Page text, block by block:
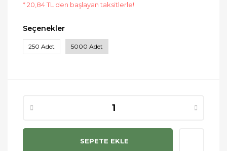
* 20,84 TL den başlayan taksitlerle!
Seçenekler
250 Adet 5000 Adet
SEPETE EKLE